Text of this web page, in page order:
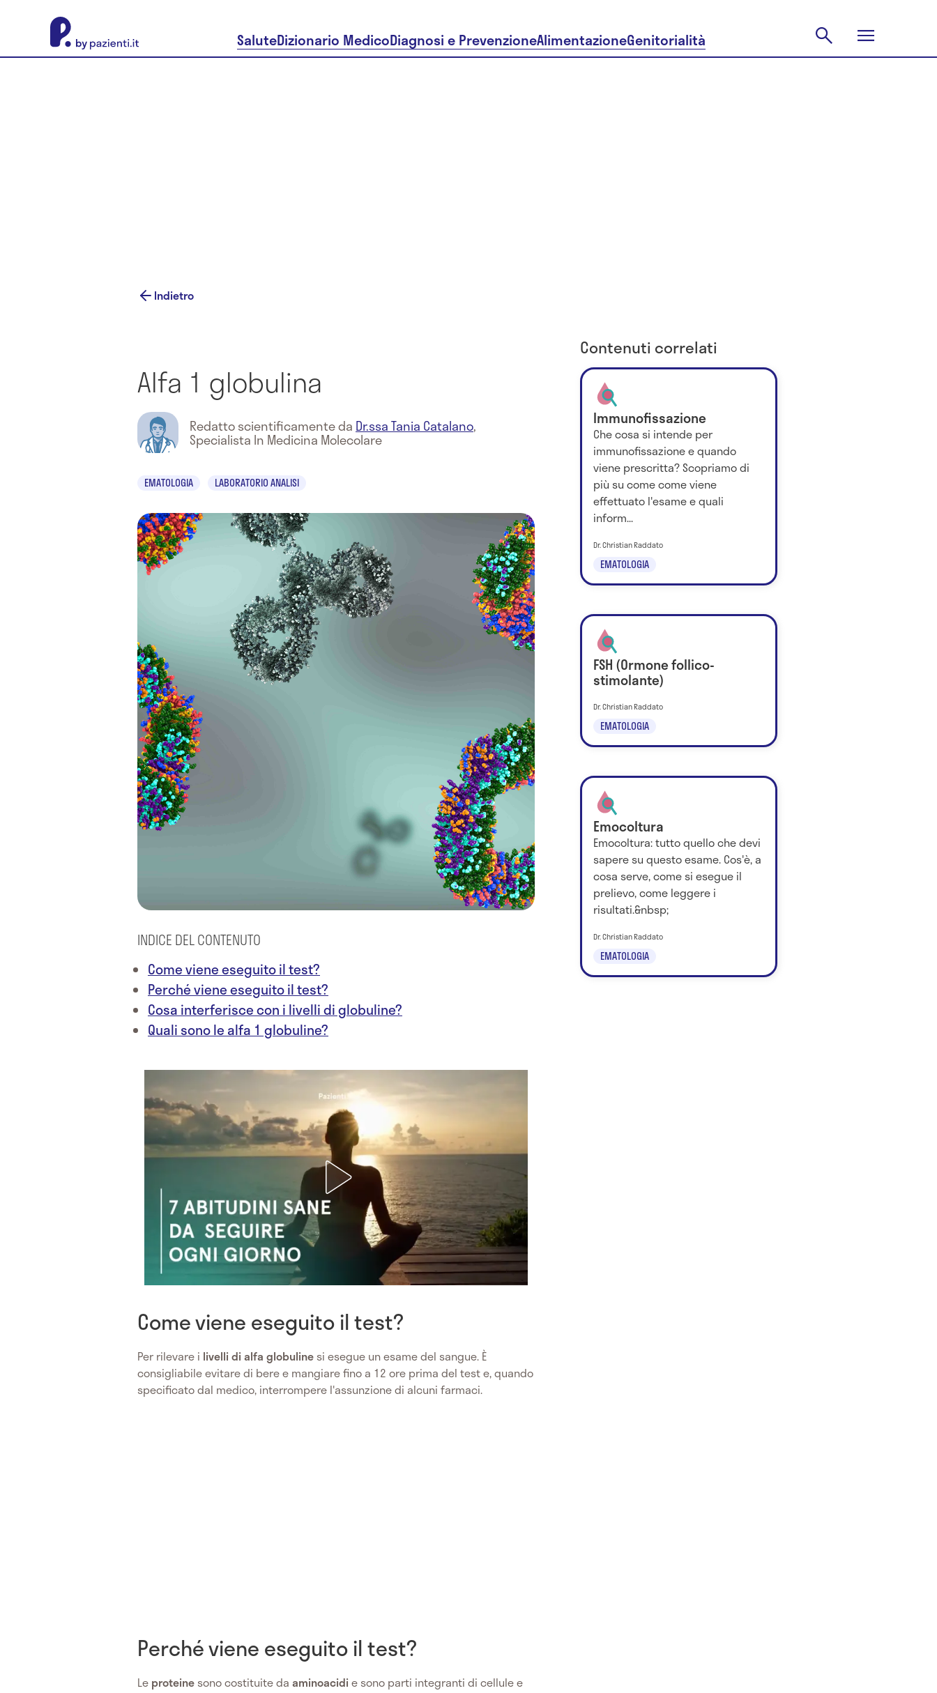
SaluteDizionario MedicoDiagnosi e PrevenzioneAlimentazioneGenitorialità
Indietro
Alfa 1 globulina
Redatto scientificamente da Dr.ssa Tania Catalano,
Specialista In Medicina Molecolare
EMATOLOGIA LABORATORIO ANALISI
INDICE DEL CONTENUTO
Come viene eseguito il test?
Perché viene eseguito il test?
Cosa interferisce con i livelli di globuline?
Quali sono le alfa 1 globuline?
Come viene eseguito il test?
Per rilevare i livelli di alfa globuline si esegue un esame del sangue. È
consigliabile evitare di bere e mangiare fino a 12 ore prima del test e, quando
specificato dal medico, interrompere l'assunzione di alcuni farmaci.
Perché viene eseguito il test?
Le proteine sono costituite da aminoacidie sono parti integranti di cellule e
Contenuti correlati
Immunofissazione
Che cosa si intende per
immunofissazione e quando
viene prescritta? Scopriamo di
più su come come viene
effettuato l'esame e quali
inform...
EMATOLOGIA
Dr. Christian Raddato
FSH (Ormone follico-
stimolante)
EMATOLOGIA
Dr. Christian Raddato
Emocoltura
Emocoltura: tutto quello che devi
sapere su questo esame. Cos'è, a
cosa serve, come si esegue il
prelievo, come leggere i
risultati.&nbsp;
EMATOLOGIA
Dr. Christian Raddato